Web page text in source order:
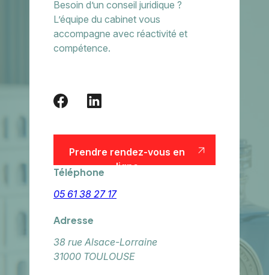
Besoin d’un conseil juridique ?
L’équipe du cabinet vous
accompagne avec réactivité et
compétence.
Prendre rendez-vous en
ligne
Prendre rendez-vous en
ligne
Téléphone
05 61 38 27 17
Adresse
38 rue Alsace-Lorraine
31000 TOULOUSE